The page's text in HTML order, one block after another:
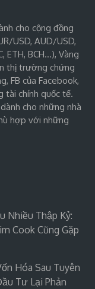
cho cộng đồng
USD, AUD/USD,
ETH, BCH…), Vàng
thị trường chứng
FB của Facebook,
tài chính quốc tế.
cho những nhà
hợp với những
Nhiều Thập Kỷ:
Cook Cũng Gặp
Hóa Sau Tuyên
Tư Lại Phản